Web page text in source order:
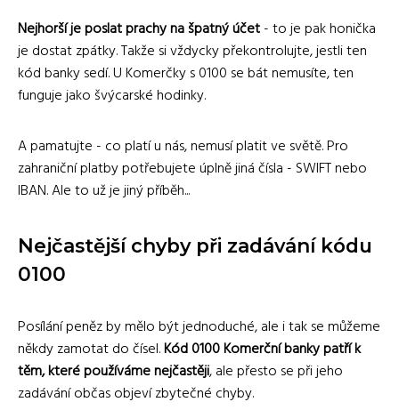
Nejhorší je poslat prachy na špatný účet- to je pak honička
je dostat zpátky. Takže si vždycky překontrolujte, jestli ten
kód banky sedí. U Komerčky s 0100 se bát nemusíte, ten
funguje jako švýcarské hodinky.
A pamatujte - co platí u nás, nemusí platit ve světě. Pro
zahraniční platby potřebujete úplně jiná čísla - SWIFT nebo
IBAN. Ale to už je jiný příběh...
Nejčastější chyby při zadávání kódu
0100
Posílání peněz by mělo být jednoduché, ale i tak se můžeme
někdy zamotat do čísel.Kód 0100 Komerční banky patří k
těm, které používáme nejčastěji, ale přesto se při jeho
zadávání občas objeví zbytečné chyby.